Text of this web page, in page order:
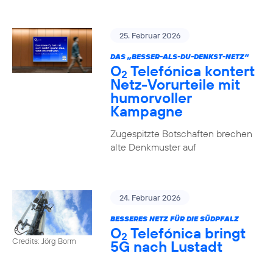
25. Februar 2026
DAS „BESSER-ALS-DU-DENKST-NETZ“
O2 Telefónica kontert
Netz-Vorurteile mit
humorvoller
Kampagne
Zugespitzte Botschaften brechen
alte Denkmuster auf
Credits: Jörg Borm
24. Februar 2026
BESSERES NETZ FÜR DIE SÜDPFALZ
O2 Telefónica bringt
5G nach Lustadt